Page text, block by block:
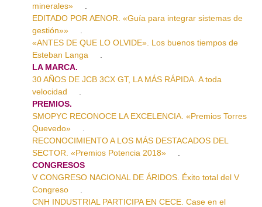
minerales»
EDITADO POR AENOR. «Guía para integrar sistemas de
gestión»»
«ANTES DE QUE LO OLVIDE». Los buenos tiempos de
Esteban Langa
LA MARCA.
30 AÑOS DE JCB 3CX GT, LA MÁS RÁPIDA. A toda
velocidad
PREMIOS.
SMOPYC RECONOCE LA EXCELENCIA. «Premios Torres
Quevedo»
RECONOCIMIENTO A LOS MÁS DESTACADOS DEL
SECTOR. «Premios Potencia 2018»
CONGRESOS
V CONGRESO NACIONAL DE ÁRIDOS. Éxito total del V
Congreso
CNH INDUSTRIAL PARTICIPA EN CECE. Case en el